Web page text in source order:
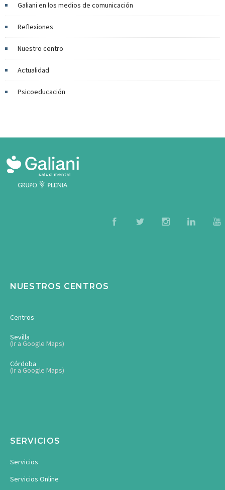
Galiani en los medios de comunicación
Reflexiones
Nuestro centro
Actualidad
Psicoeducación
NUESTROS CENTROS
Centros
Sevilla
(Ir a Google Maps)
Córdoba
(Ir a Google Maps)
SERVICIOS
Servicios
Servicios Online